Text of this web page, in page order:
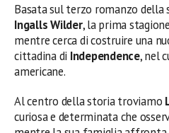
Basata sul terzo romanzo della
Ingalls Wilder, la prima
mentre cerca di costruire una
cittadina di Independence, nel
americane.
Al centro della storia troviamo
curiosa e determinata che